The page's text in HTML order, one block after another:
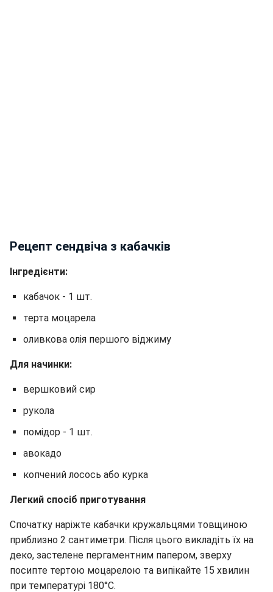
Рецепт сендвіча з кабачків
Інгредієнти:
кабачок - 1 шт.
терта моцарела
оливкова олія першого віджиму
Для начинки:
вершковий сир
рукола
помідор - 1 шт.
авокадо
копчений лосось або курка
Легкий спосіб приготування
Спочатку наріжте кабачки кружальцями товщиною
приблизно 2 сантиметри. Після цього викладіть їх на
деко, застелене пергаментним папером, зверху
посипте тертою моцарелою та випікайте 15 хвилин
при температурі 180°C.